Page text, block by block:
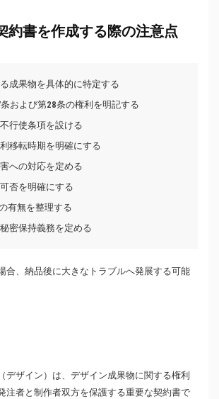
約書を作成する際の注意点
成果物を具体的に特定する
および第28条の権利を明記する
行使条項を設ける
移転時期を明確にする
への対応を定める
否を明確にする
有無を整理する
密保持義務を定める
合、納品後に大きなトラブルへ発展する可能
デザイン）は、デザイン成果物に関する権利
注者と制作者双方を保護する重要な契約書で